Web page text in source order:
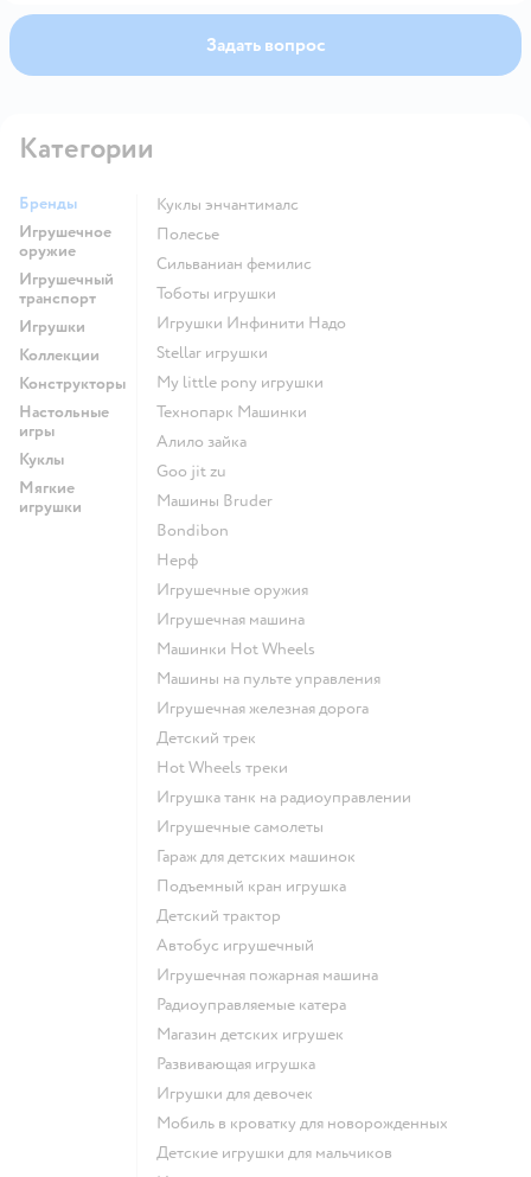
Задать вопрос
Категории
Бренды
Игрушечное
оружие
Игрушечный
транспорт
Игрушки
Коллекции
Конструкторы
Настольные
игры
Куклы
Мягкие
игрушки
Куклы энчантималс
Полесье
Сильваниан фемилис
Тоботы игрушки
Игрушки Инфинити Надо
Stellar игрушки
my little pony игрушки
Технопарк Машинки
Алило зайка
Goo jit zu
Машины Bruder
Bondibon
Нерф
Игрушечные оружия
Игрушечная машина
Машинки Hot Wheels
Машины на пульте управления
Игрушечная железная дорога
Детский трек
Hot Wheels треки
Игрушка танк на радиоуправлении
Игрушечные самолеты
Гараж для детских машинок
Подъемный кран игрушка
Детский трактор
Автобус игрушечный
Игрушечная пожарная машина
Радиоуправляемые катера
Магазин детских игрушек
Развивающая игрушка
Игрушки для девочек
Мобиль в кроватку для новорожденных
Детские игрушки для мальчиков